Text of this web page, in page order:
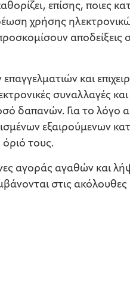
επίσης, ποιες
χρήσης
και
συναλλαγές
δαπανών. Για το λόγο
εξαιρούμενων
τους.
αγοράς αγαθών και
στις